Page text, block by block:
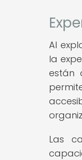
Al
la
están
Las